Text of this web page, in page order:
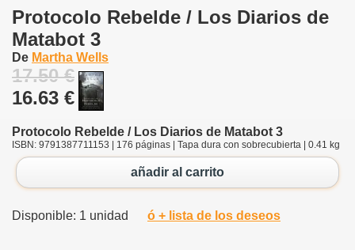
Protocolo Rebelde / Los Diarios de
Matabot 3
De Martha Wells
17.50 €
16.63 €
Protocolo Rebelde / Los Diarios de Matabot 3
ISBN: 9791387711153 | 176 páginas | Tapa dura con sobrecubierta | 0.41 kg
añadir al carrito
Disponible: 1 unidad ó + lista de los deseos